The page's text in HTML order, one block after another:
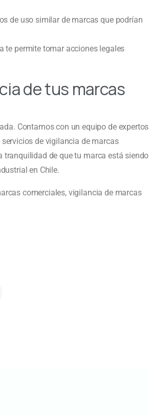
de uso similar de marcas que podrían
te permite tomar acciones legales
de tus marcas
Contamos con un equipo de expertos
de vigilancia de marcas
tranquilidad de que tu marca está siendo
en Chile.
comerciales, vigilancia de marcas